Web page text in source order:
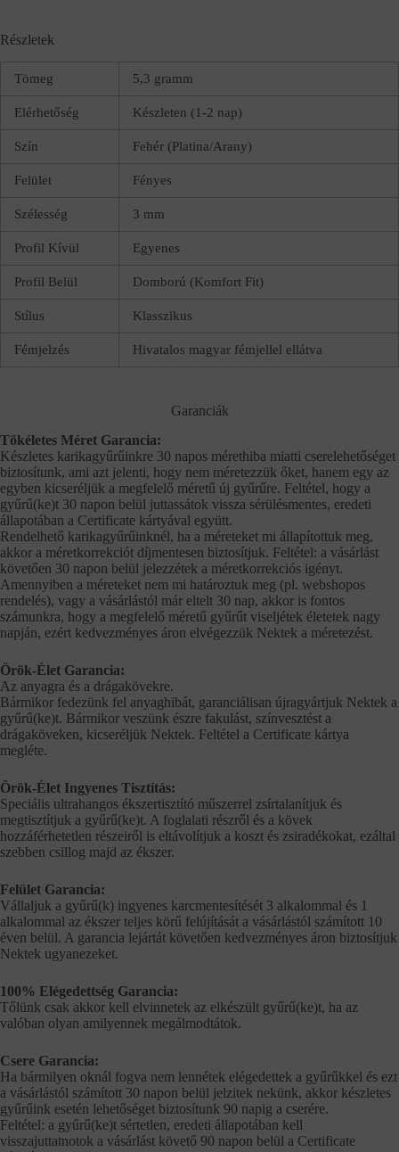
Részletek
Tömeg 5,3 gramm
Elérhetőség Készleten (1-2 nap)
Szín Fehér (Platina/Arany)
Felület Fényes
Szélesség 3 mm
Profil Kívül Egyenes
Profil Belül Domború (Komfort Fit)
Stílus Klasszikus
Fémjelzés Hivatalos magyar fémjellel ellátva
Garanciák
Tökéletes Méret Garancia:
Készletes karikagyűrűinkre 30 napos mérethiba miatti cserelehetőséget
biztosítunk, ami azt jelenti, hogy nem méretezzük őket, hanem egy az
egyben kicseréljük a megfelelő méretű új gyűrűre. Feltétel, hogy a
gyűrű(ke)t 30 napon belül juttassátok vissza sérülésmentes, eredeti
állapotában a Certificate kártyával együtt.
Rendelhető karikagyűrűinknél, ha a méreteket mi állapítottuk meg,
akkor a méretkorrekciót díjmentesen biztosítjuk. Feltétel: a vásárlást
követően 30 napon belül jelezzétek a méretkorrekciós igényt.
Amennyiben a méreteket nem mi határoztuk meg (pl. webshopos
rendelés), vagy a vásárlástól már eltelt 30 nap, akkor is fontos
számunkra, hogy a megfelelő méretű gyűrűt viseljétek életetek nagy
napján, ezért kedvezményes áron elvégezzük Nektek a méretezést.
Örök-Élet Garancia:
Az anyagra és a drágakövekre.
Bármikor fedezünk fel anyaghibát, garanciálisan újragyártjuk Nektek a
gyűrű(ke)t. Bármikor veszünk észre fakulást, színvesztést a
drágaköveken, kicseréljük Nektek. Feltétel a Certificate kártya
megléte.
Örök-Élet Ingyenes Tisztítás:
Speciális ultrahangos ékszertisztító műszerrel zsírtalanítjuk és
megtisztítjuk a gyűrű(ke)t. A foglalati részről és a kövek
hozzáférhetetlen részeiről is eltávolítjuk a koszt és zsiradékokat, ezáltal
szebben csillog majd az ékszer.
Felület Garancia:
Vállaljuk a gyűrű(k) ingyenes karcmentesítését 3 alkalommal és 1
alkalommal az ékszer teljes körű felújítását a vásárlástól számított 10
éven belül. A garancia lejártát követően kedvezményes áron biztosítjuk
Nektek ugyanezeket.
100% Elégedettség Garancia:
Tőlünk csak akkor kell elvinnetek az elkészült gyűrű(ke)t, ha az
valóban olyan amilyennek megálmodtátok.
Csere Garancia:
Ha bármilyen oknál fogva nem lennétek elégedettek a gyűrűkkel és ezt
a vásárlástól számított 30 napon belül jelzitek nekünk, akkor készletes
gyűrűink esetén lehetőséget biztosítunk 90 napig a cserére.
Feltétel: a gyűrű(ke)t sértetlen, eredeti állapotában kell
visszajuttatnotok a vásárlást követő 90 napon belül a Certificate